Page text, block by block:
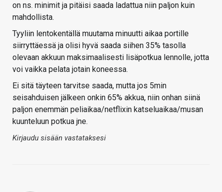
on ns. minimit ja pitäisi saada ladattua niin paljon kuin
mahdollista.
Tyyliin lentokentällä muutama minuutti aikaa portille
siirryttäessä ja olisi hyvä saada siihen 35% tasolla
olevaan akkuun maksimaalisesti lisäpotkua lennolle, jotta
voi vaikka pelata jotain koneessa.
Ei sitä täyteen tarvitse saada, mutta jos 5min
seisahduisen jälkeen onkin 65% akkua, niin onhan siinä
paljon enemmän peliaikaa/netflixin katseluaikaa/musan
kuunteluun potkua jne.
Kirjaudu sisään vastataksesi